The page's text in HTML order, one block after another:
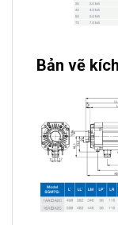
Bản vẽ